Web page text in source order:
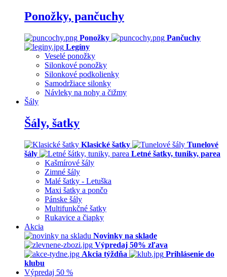
Ponožky, pančuchy
Ponožky
Pančuchy
Legíny
Veselé ponožky
Silonkové ponožky
Silonkové podkolienky
Samodržiace silonky
Návleky na nohy a čižmy
Šály
Šály, šatky
Klasické šatky
Tunelové
šály
Letné šatky, tuniky, parea
Kašmírové šály
Zimné šály
Malé šatky - Letuška
Maxi šatky a pončo
Pánske šály
Multifunkčné šatky
Rukavice a čiapky
Akcia
Novinky na sklade
Výpredaj 50% zľava
Akcia týždňa
Prihlásenie do
klubu
Výpredaj 50 %